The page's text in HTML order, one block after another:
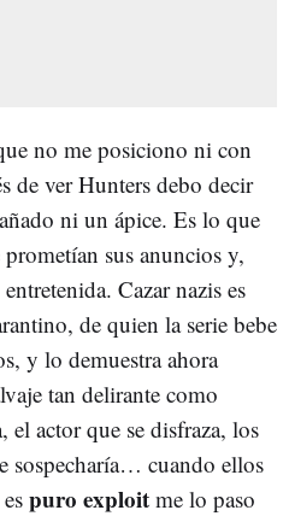
no me posiciono ni con
de ver Hunters debo decir
ni un ápice. Es lo que
sus anuncios y,
Cazar nazis es
de quien la serie bebe
y lo demuestra ahora
tan delirante como
el actor que se disfraza, los
sospecharía… cuando ellos
puro exploit me lo paso